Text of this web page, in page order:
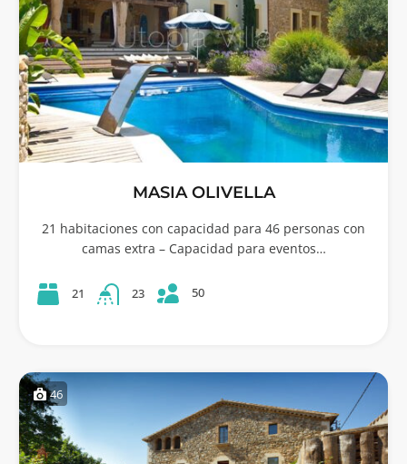
MASIA OLIVELLA
21 habitaciones con capacidad para 46 personas con
camas extra – Capacidad para eventos…
21 23 50
46